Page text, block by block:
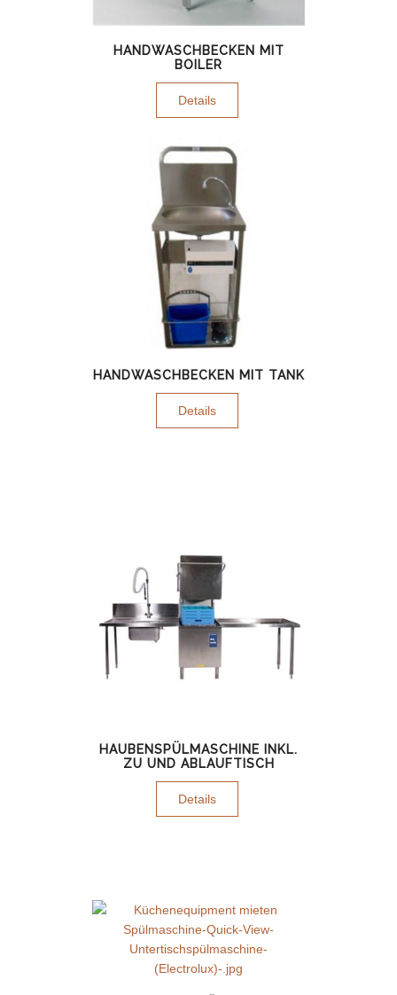
HANDWASCHBECKEN MIT
BOILER
Details
HANDWASCHBECKEN MIT TANK
Details
HAUBENSPÜLMASCHINE INKL.
ZU UND ABLAUFTISCH
Details